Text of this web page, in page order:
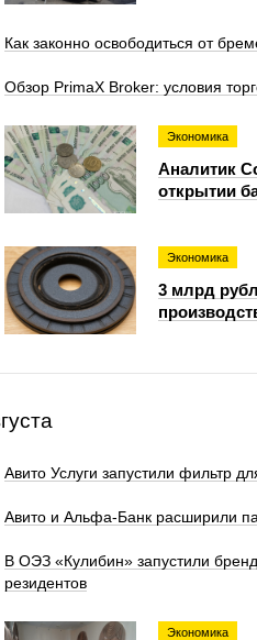
Как законно освободиться от
Обзор PrimaX Broker: условия
Экономика
Аналитик
открытии
Экономика
3 млрд
Авито Услуги запустили фильтр
Авито и Альфа-Банк расширили
В ОЭЗ «Кулибин» запустили
резидентов
Экономика